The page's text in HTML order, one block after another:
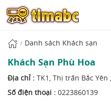
Danh sách Khách sạn
Khách Sạn Phù Hoa
Địa chỉ : TK1, Thị trấn Bắc Yên
Số điện thoại : 0223860139